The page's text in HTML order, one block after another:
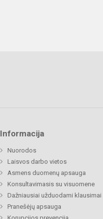
Informacija
Nuorodos
Laisvos darbo vietos
Asmens duomenų apsauga
Konsultavimasis su visuomene
Dažniausiai užduodami klausimai
Pranešėjų apsauga